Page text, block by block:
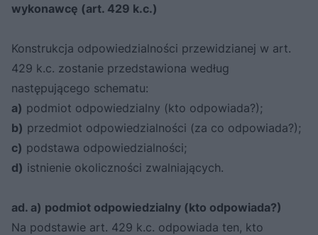
wykonawcę (art. 429 k.c.)
Konstrukcja odpowiedzialności przewidzianej w art.
429 k.c. zostanie przedstawiona według
następującego schematu:
a) podmiot odpowiedzialny (kto odpowiada?);
b) przedmiot odpowiedzialności (za co odpowiada?);
c) podstawa odpowiedzialności;
d) istnienie okoliczności zwalniających.
ad. a) podmiot odpowiedzialny (kto odpowiada?)
Na podstawie art. 429 k.c. odpowiada ten, kto